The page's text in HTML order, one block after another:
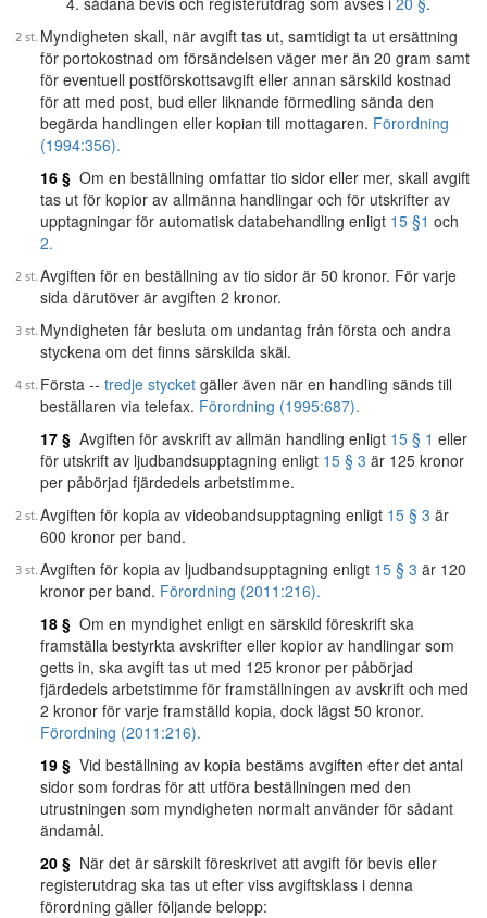
Myndigheten skall, när avgift tas ut, samtidigt ta ut ersättning
för portokostnad om försändelsen väger mer än 20 gram samt
för eventuell postförskottsavgift eller annan särskild kostnad
för att med post, bud eller liknande förmedling sända den
begärda handlingen eller kopian till mottagaren. Förordning
(1994:356).
16 § Om en beställning omfattar tio sidor eller mer, skall avgift
tas ut för kopior av allmänna handlingar och för utskrifter av
upptagningar för automatisk databehandling enligt 15 §1 och
2.
Avgiften för en beställning av tio sidor är 50 kronor. För varje
sida därutöver är avgiften 2 kronor.
Myndigheten får besluta om undantag från första och andra
styckena om det finns särskilda skäl.
Första -- tredje stycket gäller även när en handling sänds till
beställaren via telefax. Förordning (1995:687).
17 § Avgiften för avskrift av allmän handling enligt 15 § 1 eller
för utskrift av ljudbandsupptagning enligt 15 § 3 är 125 kronor
per påbörjad fjärdedels arbetstimme.
Avgiften för kopia av videobandsupptagning enligt 15 § 3 är
600 kronor per band.
Avgiften för kopia av ljudbandsupptagning enligt 15 § 3 är 120
kronor per band. Förordning (2011:216).
18 § Om en myndighet enligt en särskild föreskrift ska
framställa bestyrkta avskrifter eller kopior av handlingar som
getts in, ska avgift tas ut med 125 kronor per påbörjad
fjärdedels arbetstimme för framställningen av avskrift och med
2 kronor för varje framställd kopia, dock lägst 50 kronor.
Förordning (2011:216).
19 § Vid beställning av kopia bestäms avgiften efter det antal
sidor som fordras för att utföra beställningen med den
utrustningen som myndigheten normalt använder för sådant
ändamål.
20 § När det är särskilt föreskrivet att avgift för bevis eller
registerutdrag ska tas ut efter viss avgiftsklass i denna
förordning gäller följande belopp: